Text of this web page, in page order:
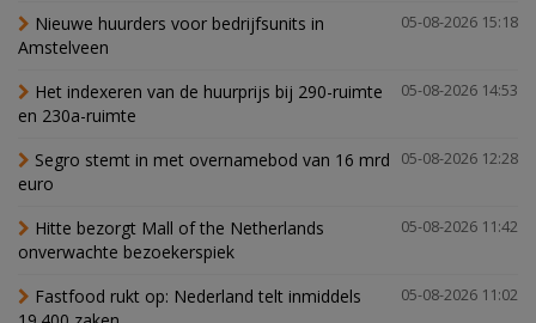
05-08-2026 15:18
Nieuwe huurders voor bedrijfsunits in
Amstelveen
05-08-2026 14:53
Het indexeren van de huurprijs bij 290-ruimte
en 230a-ruimte
05-08-2026 12:28
Segro stemt in met overnamebod van 16 mrd
euro
05-08-2026 11:42
Hitte bezorgt Mall of the Netherlands
onverwachte bezoekerspiek
05-08-2026 11:02
Fastfood rukt op: Nederland telt inmiddels